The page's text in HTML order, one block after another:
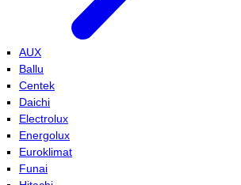
AUX
Ballu
Centek
Daichi
Electrolux
Energolux
Euroklimat
Funai